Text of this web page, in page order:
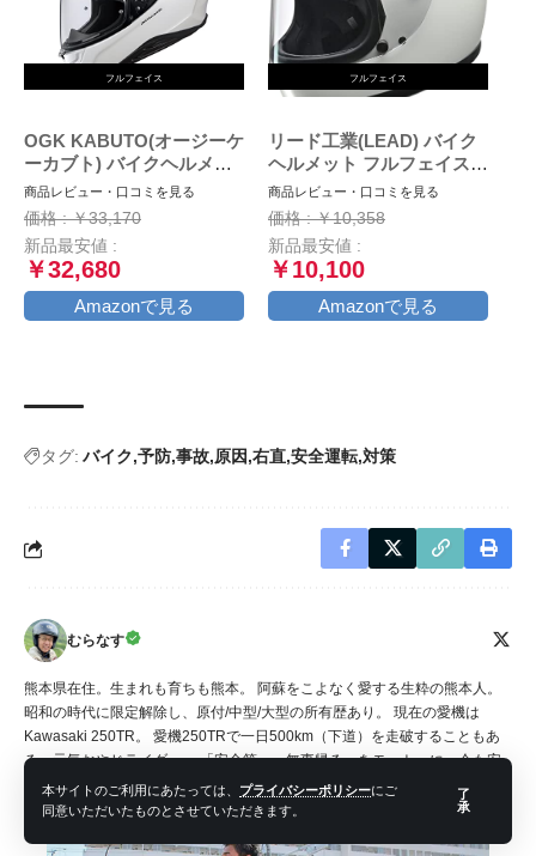
本サイトのご利用にあたっては、 プライバシーポリシーにご
同意いただいたものとさせていただきます。
了
承
フルフェイス
OGK KABUTO(オージーケ
ーカブト) バイクヘルメッ
ト フルフェイス
AEROBLADE6 パールホワ
イト (サイズ:L)
商品レビュー・口コミを見る
価格 : ￥33,170
新品最安値 :
￥32,680
Amazonで見る
フルフェイス
リード工業(LEAD) バイク
ヘルメット フルフェイス
RX-200R ホワイト フリー
サイズ (57-60cm未満) -
商品レビュー・口コミを見る
価格 : ￥10,358
新品最安値 :
￥10,100
Amazonで見る
タグ: バイク 予防 事故 原因 右直 安全運転 対策
むらなす
熊本県在住。生まれも育ちも熊本。 阿蘇をこよなく愛する生粋の熊本人。
昭和の時代に限定解除し、原付/中型/大型の所有歴あり。 現在の愛機は
Kawasaki 250TR。 愛機250TRで一日500km（下道）を走破することもあ
る、元気おやじライダー。 「安全第一、無事帰る」をモットーに、今も安
全運転を模索しながら走り続けている。